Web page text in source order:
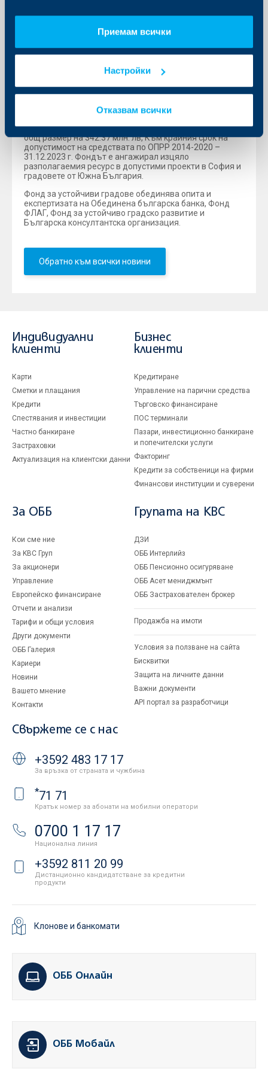
Приемам всички
Настройки
Отказвам всички
За Фонд за устойчиви градове
Фонд за устойчиви градове е създаден през 2017 г. с
инструмент Фонд за градско развитие (ФГР),
„Региони в растеж 2014 – 2020“. През 2018 г. Фондът е
България след проведена процедура от "Фонд
ЕАД (ФМФИБ) с индикативен първоначален ресурс в
общ размер на 342.37 млн. лв, Към крайния срок на
допустимост на средствата по ОПРР 2014-2020 –
31.12.2023 г. Фондът е ангажирал изцяло
разполагаемия ресурс в допустими проекти в София и
градовете от Южна България.
Фонд за устойчиви градове обединява опита и
експертизата на Обединена българска банка, Фонд
ФЛАГ, Фонд за устойчиво градско развитие и
Българска консултантска организация.
Обратно към всички новини
Индивидуални
клиенти
Карти
Сметки и плащания
Кредити
Спестявания и инвестиции
Частно банкиране
Застраховки
Актуализация на клиентски данни
Бизнес
клиенти
Кредитиране
Управление на парични средства
Търговско финансиране
ПОС терминали
Пазари, инвестиционно банкиране
и попечителски услуги
Факторинг
Кредити за собственици на фирми
Финансови институции и суверени
За ОББ
Кои сме ние
За KBC Груп
За акционери
Управление
Европейско финансиране
Отчети и анализи
Тарифи и общи условия
Други документи
ОББ Галерия
Кариери
Новини
Вашето мнение
Контакти
Групата на KBC
ДЗИ
ОББ Интерлийз
ОББ Пенсионно осигуряване
ОББ Асет мениджмънт
ОББ Застрахователен брокер
Продажба на имоти
Условия за ползване на сайта
Бисквитки
Защита на личните данни
Важни документи
API портал за разработчици
Свържете се с нас
+3592 483 17 17
За връзка от страната и чужбина
*71 71
Кратък номер за абонати на мобилни оператори
0700 1 17 17
Национална линия
+3592 811 20 99
Дистанционно кандидатстване за кредитни
продукти
Клонове и банкомати
ОББ Онлайн
ОББ Мобайл